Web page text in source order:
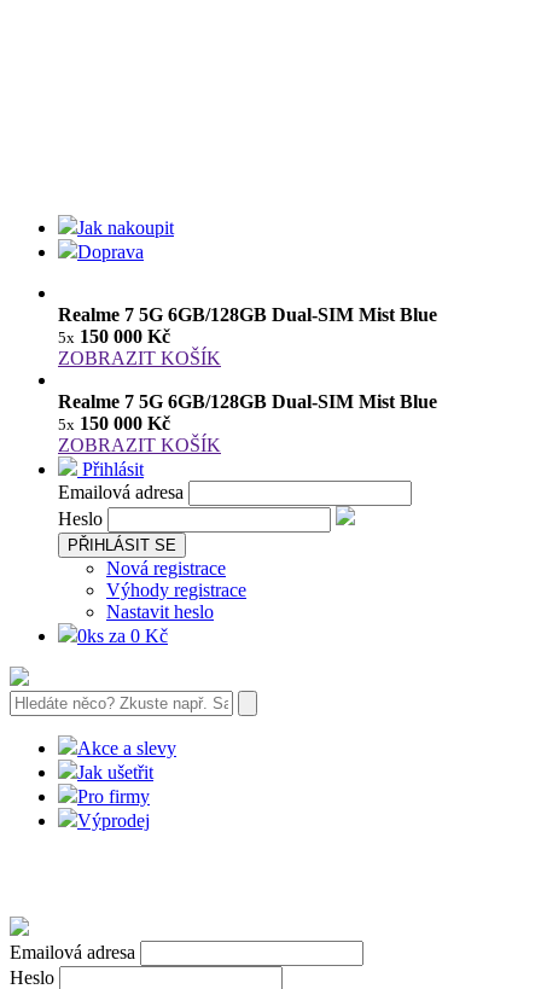
Jak nakoupit
Doprava
Realme 7 5G 6GB/128GB Dual-SIM Mist Blue
5x 150 000 Kč
ZOBRAZIT KOŠÍK
Realme 7 5G 6GB/128GB Dual-SIM Mist Blue
5x 150 000 Kč
ZOBRAZIT KOŠÍK
Přihlásit
Emailová adresa
Heslo
PŘIHLÁSIT SE
Nová registrace
Výhody registrace
Nastavit heslo
0ks za 0 Kč
Akce a slevy
Jak ušetřit
Pro firmy
Výprodej
Emailová adresa
Heslo